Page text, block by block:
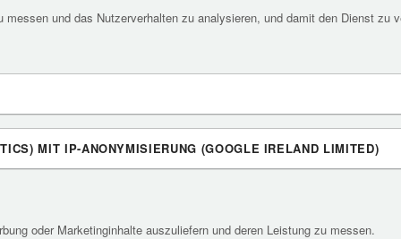
und das Nutzerverhalten zu analysieren, und damit den Dienst zu
MIT IP-ANONYMISIERUNG (GOOGLE IRELAND LIMITED)
oder Marketinginhalte auszuliefern und deren Leistung zu messen.